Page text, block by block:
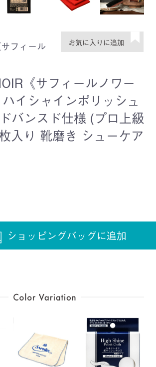
フィール
《サフィールノワー
イシャインポリッシュ
バンスド仕様 (プロ上級
入り 靴磨き シューケア
ショッピングバッグに追加